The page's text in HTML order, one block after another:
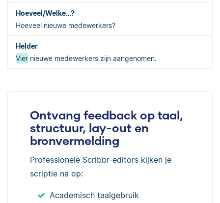
Hoeveel nieuwe medewerkers?
Vier nieuwe medewerkers zijn aangenomen.
Ontvang feedback op taal,
structuur, lay-out en
bronvermelding
Professionele Scribbr-editors kijken je
scriptie na op:
Academisch taalgebruik